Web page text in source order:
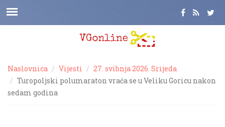
Naslovnica Vijesti
27. svibnja 2026. Srijeda
Turopoljski polumaraton vraća se u Veliku Goricu nakon
sedam godina